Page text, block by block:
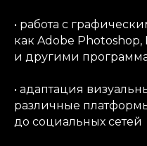
• работа с
как Adobe
и другими
• адаптация
различные
до социальных сетей
Дизайнеры
востребованы
и могут работать